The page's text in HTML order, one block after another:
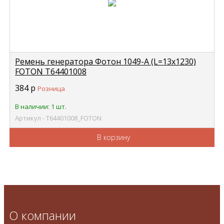
Ремень генератора Фотон 1049-А (L=13х1230)
FOTON Т64401008
384р Розница
В наличии: 1 шт.
Артикул - Т64401008_FOTON
В корзину
О компании